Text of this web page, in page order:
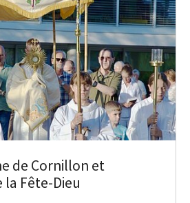
de Cornillon et
la Fête-Dieu